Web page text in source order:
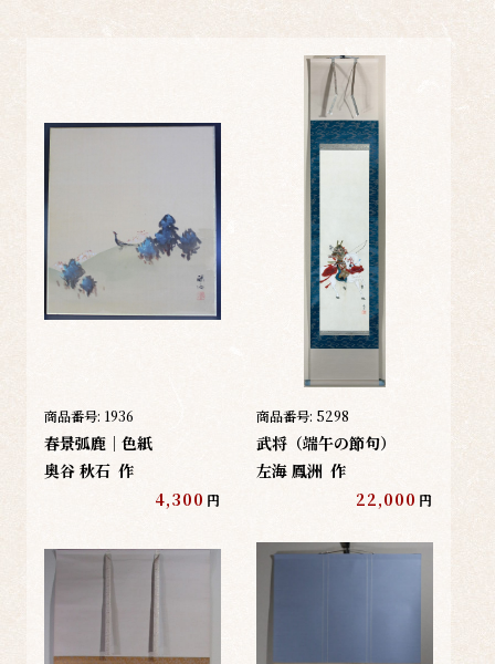
商品番号: 1936
春景弧鹿｜色紙
奥谷 秋石 作
4,300 円
商品番号: 5298
武将（端午の節句）
左海 鳳洲 作
22,000 円